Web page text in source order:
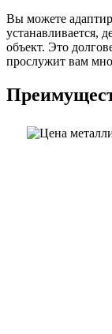
Вы можете
устанавливается,
объект. Это
прослужит вам